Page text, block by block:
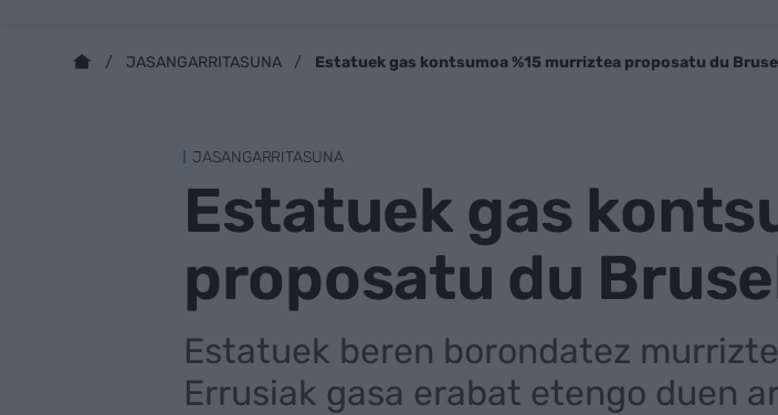
JASANGARRITASUNA Estatuek gas kontsumoa %15 murriztea proposatu du
JASANGARRITASUNA
Estatuek gas
proposatu du
Estatuek beren borondatez
Errusiak gasa erabat etengo duen